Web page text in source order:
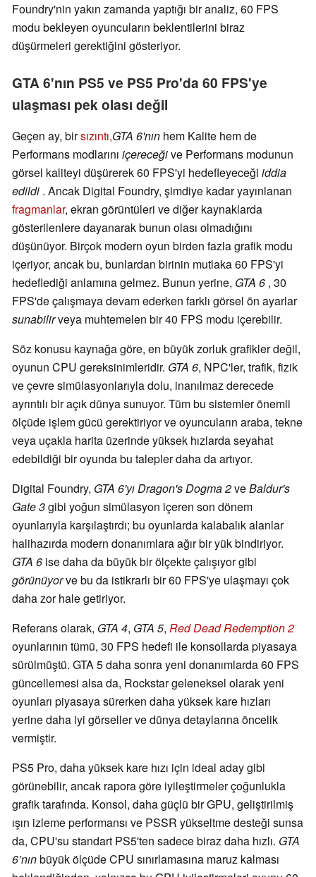
Foundry'nin yakın zamanda yaptığı bir analiz, 60 FPS
modu bekleyen oyuncuların beklentilerini biraz
düşürmeleri gerektiğini gösteriyor.
GTA 6'nın PS5 ve PS5 Pro'da 60 FPS'ye
ulaşması pek olası değil
Geçen ay, birsızıntı,GTA 6'nın hem Kalite hem de
Performans modlarını içereceğive Performans modunun
görsel kaliteyi düşürerek 60 FPS'yi hedefleyeceği iddia
edildi . Ancak Digital Foundry, şimdiye kadar yayınlanan
fragmanlar, ekran görüntüleri ve diğer kaynaklarda
gösterilenlere dayanarak bunun olası olmadığını
düşünüyor. Birçok modern oyun birden fazla grafik modu
içeriyor, ancak bu, bunlardan birinin mutlaka 60 FPS'yi
hedeflediği anlamına gelmez. Bunun yerine, GTA 6 , 30
FPS'de çalışmaya devam ederken farklı görsel ön ayarlar
sunabilirveya muhtemelen bir 40 FPS modu içerebilir.
Söz konusu kaynağa göre, en büyük zorluk grafikler değil,
oyunun CPU gereksinimleridir. GTA 6, NPC'ler, trafik, fizik
ve çevre simülasyonlarıyla dolu, inanılmaz derecede
ayrıntılı bir açık dünya sunuyor. Tüm bu sistemler önemli
ölçüde işlem gücü gerektiriyor ve oyuncuların araba, tekne
veya uçakla harita üzerinde yüksek hızlarda seyahat
edebildiği bir oyunda bu talepler daha da artıyor.
Digital Foundry, GTA 6'yıDragon's Dogma 2veBaldur's
Gate 3gibi yoğun simülasyon içeren son dönem
oyunlarıyla karşılaştırdı; bu oyunlarda kalabalık alanlar
halihazırda modern donanımlara ağır bir yük bindiriyor.
GTA 6 ise daha da büyük bir ölçekte çalışıyor gibi
görünüyorve bu da istikrarlı bir 60 FPS'ye ulaşmayı çok
daha zor hale getiriyor.
Referans olarak, GTA 4, GTA 5, Red Dead Redemption 2
oyunlarının tümü, 30 FPS hedefi ile konsollarda piyasaya
sürülmüştü. GTA 5 daha sonra yeni donanımlarda 60 FPS
güncellemesi alsa da, Rockstar geleneksel olarak yeni
oyunları piyasaya sürerken daha yüksek kare hızları
yerine daha iyi görseller ve dünya detaylarına öncelik
vermiştir.
PS5 Pro, daha yüksek kare hızı için ideal aday gibi
görünebilir, ancak rapora göre iyileştirmeler çoğunlukla
grafik tarafında. Konsol, daha güçlü bir GPU, geliştirilmiş
ışın izleme performansı ve PSSR yükseltme desteği sunsa
da, CPU'su standart PS5'ten sadece biraz daha hızlı. GTA
6’nınbüyük ölçüde CPU sınırlamasına maruz kalması